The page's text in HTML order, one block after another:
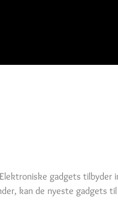
gadgets tilbyder
kan de nyeste gadgets